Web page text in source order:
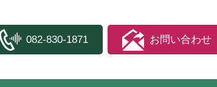
082-830-1871 お問い合わせ